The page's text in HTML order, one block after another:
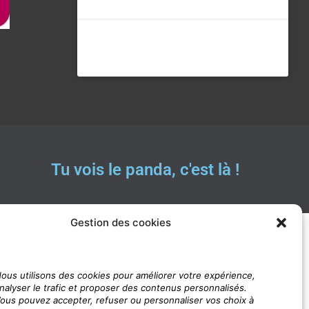
Gestion des cookies
utilisons des cookies pour améliorer votre expérience,
le trafic et proposer des contenus personnalisés.
pouvez accepter, refuser ou personnaliser vos choix à
Tu vois le panda, c'est là !